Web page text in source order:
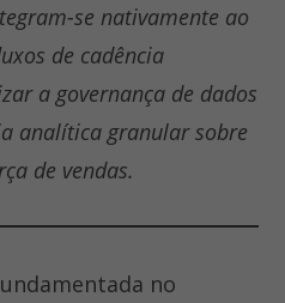
se nativamente ao
de cadência
a governança de dados
analítica granular sobre
de vendas.
no